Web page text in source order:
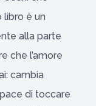
libro è un
alla parte
che l’amore
cambia
di toccare